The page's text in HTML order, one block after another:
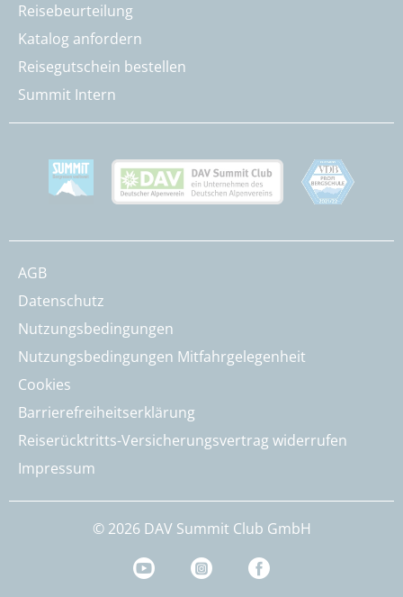
Reisebeurteilung
Katalog anfordern
Reisegutschein bestellen
Summit Intern
AGB
Datenschutz
Nutzungsbedingungen
Nutzungsbedingungen Mitfahrgelegenheit
Cookies
Barrierefreiheitserklärung
Reiserücktritts-Versicherungsvertrag widerrufen
Impressum
© 2026 DAV Summit Club GmbH